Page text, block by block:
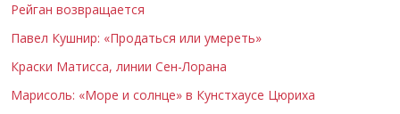
Рейган возвращается
Павел Кушнир: «Продаться или умереть»
Краски Матисса, линии Сен-Лорана
Марисоль: «Море и солнце» в Кунстхаусе Цюриха